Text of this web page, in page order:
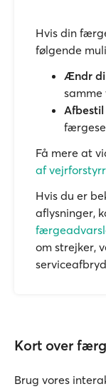
Hvis din
følgende
Ændr
Få mere at
af
Hvis du er
aflysninger,
om strejker,
Kort over
Brug vores